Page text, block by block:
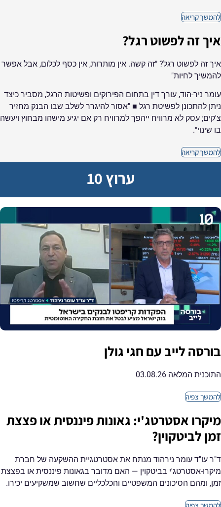
להמשך קריאה
איך זה לפשוט רגל?
איך זה לפשוט רגל? "זה קשה. אין מותרות, אין כסף לכלום, אבל אפשר
להמשיך לחיות"
עומר ניר-הוד, עורך דין בתחום הפירוקים ופשיטות הרגל, מסביר כיצד
ניתן להתכונן לפשיטת רגל ■ "אסור להיגרר לשלב שבו הבנק מחזיר
צ'קים; עסק לא מרוויח ייהפך למרוויח רק אם יגיע מישהו מבחוץ ויעשה
בו שינוי".
להמשך קריאה
ערוץ 10
בורסה לייב עם חגי גולן
התוכנית המלאה 03.08.26
להמשך צפיה
מיקרו אסטרטג'י: גאונות פיננסית או פצצת
זמן לביטקוין?
ד"ר עו"ד עומר נירהוד מנתח את אסטרטגיית ההשקעה של חברת
מיקרו-אסטרטג'י בביטקוין — האם מדובר בגאונות פיננסית או בפצצת
זמן, ומהם הסיכונים המשפטיים והכלכליים שחשוב שמשקיעים יכירו.
להמשך צפיה